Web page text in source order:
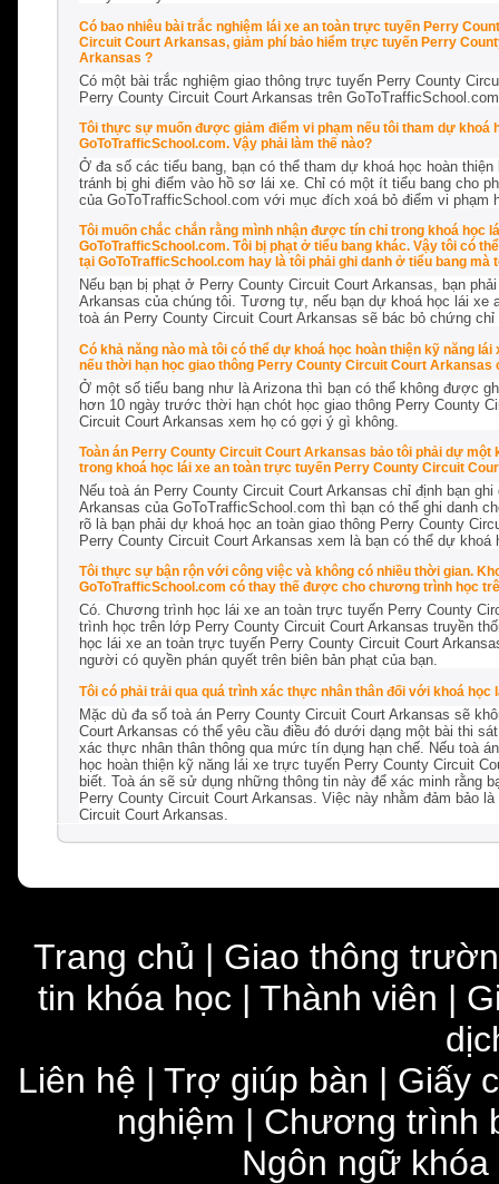
Có bao nhiêu bài trắc nghiệm lái xe an toàn trực tuyến Perry
Circuit Court Arkansas, giảm phí bảo hiểm trực tuyến Perry
Arkansas ?
Có một bài trắc nghiệm giao thông trực tuyến Perry County
Perry County Circuit Court Arkansas trên
Tôi thực sự muốn được giảm điểm vi phạm nếu tôi tham dự
GoToTrafficSchool.com. Vậy phải làm thế nào?
Ở đa số các tiểu bang, bạn có thể tham dự khoá học hoàn
tránh bị ghi điểm vào hồ sơ lái xe. Chỉ có một ít tiểu bang cho
của GoToTrafficSchool.com với mục đích xoá bỏ điểm vi
Tôi muốn chắc chắn rằng mình nhận được tín chỉ trong khoá
GoToTrafficSchool.com. Tôi bị phạt ở tiểu bang khác. Vậy tôi có
tại GoToTrafficSchool.com hay là tôi phải ghi danh ở tiểu bang mà
Nếu bạn bị phạt ở Perry County Circuit Court Arkansas, bạn
Arkansas của chúng tôi. Tương tự, nếu bạn dự khoá học lái xe
toà án Perry County Circuit Court Arkansas sẽ bác bỏ chứng
Có khả năng nào mà tôi có thể dự khoá học hoàn thiện kỹ năng
nếu thời hạn học giao thông Perry County Circuit Court Arkansas
Ở một số tiểu bang như là Arizona thì bạn có thể không được
hơn 10 ngày trước thời hạn chót học giao thông Perry County
Circuit Court Arkansas xem họ có gợi ý gì không.
Toàn án Perry County Circuit Court Arkansas bảo tôi phải dự
trong khoá học lái xe an toàn trực tuyến Perry County Circuit
Nếu toà án Perry County Circuit Court Arkansas chỉ định bạn
Arkansas của GoToTrafficSchool.com thì bạn có thể ghi danh
rõ là bạn phải dự khoá học an toàn giao thông Perry County
Perry County Circuit Court Arkansas xem là bạn có thể dự
Tôi thực sự bận rộn với công việc và không có nhiều thời gian.
GoToTrafficSchool.com có thay thế được cho chương trình học
Có. Chương trình học lái xe an toàn trực tuyến Perry County
trình học trên lớp Perry County Circuit Court Arkansas truyền
học lái xe an toàn trực tuyến Perry County Circuit Court
người có quyền phán quyết trên biên bản phạt của bạn.
Tôi có phải trải qua quá trình xác thực nhân thân đối với khoá
Mặc dù đa số toà án Perry County Circuit Court Arkansas sẽ
Court Arkansas có thể yêu cầu điều đó dưới dạng một bài thi
xác thực nhân thân thông qua mức tín dụng hạn chế. Nếu toà
học hoàn thiện kỹ năng lái xe trực tuyến Perry County Circuit
biết. Toà án sẽ sử dụng những thông tin này để xác minh rằng
Perry County Circuit Court Arkansas. Việc này nhằm đảm bảo
Circuit Court Arkansas.
Trang chủ | Giao thông
tin khóa học | Thành viên |
Liên hệ | Trợ giúp bàn | Giấy
nghiệm | Chương trình
Ngôn ngữ khóa